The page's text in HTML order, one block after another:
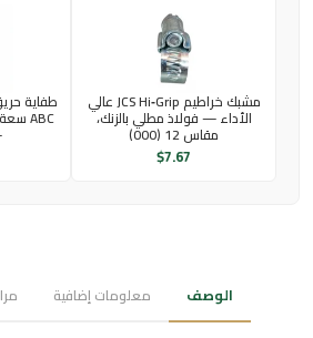
مشبك خراطيم JCS Hi‑Grip عالي
الأداء — فولاذ مطلي بالزنك،
مقاس 12 (000)
$7.67
طفاية
الوصف معلومات إضافية